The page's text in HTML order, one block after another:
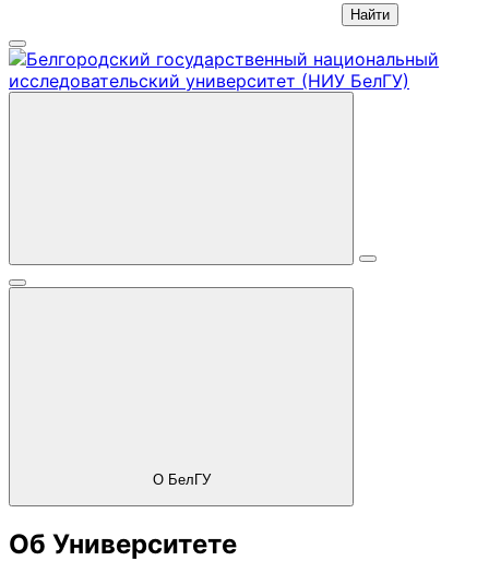
Найти
О БелГУ
Об Университете